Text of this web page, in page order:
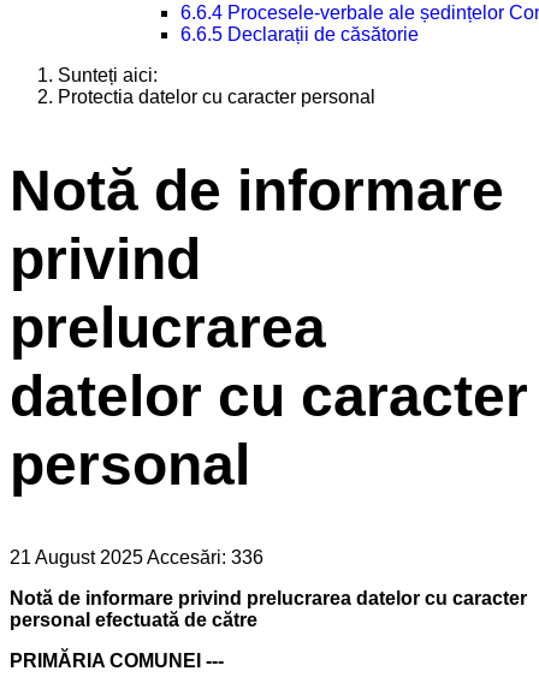
6.6.4 Procesele-verbale ale ședințelor
6.6.5 Declarații de căsătorie
Sunteți aici:
Protectia datelor cu caracter personal
Notă de informare
privind
prelucrarea
datelor cu caracter
personal
21 August 2025Accesări: 336
Notă de informare privind prelucrarea datelor cu caracter
personal efectuată de către
PRIMĂRIA COMUNEI ---